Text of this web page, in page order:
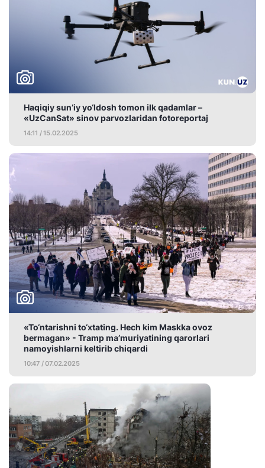
Haqiqiy sun’iy yo‘ldosh tomon ilk qadamlar –
«UzCanSat» sinov parvozlaridan fotoreportaj
14:11 / 15.02.2025
«To‘ntarishni to‘xtating. Hech kim Maskka ovoz
bermagan» - Tramp ma’muriyatining qarorlari
namoyishlarni keltirib chiqardi
10:47 / 07.02.2025